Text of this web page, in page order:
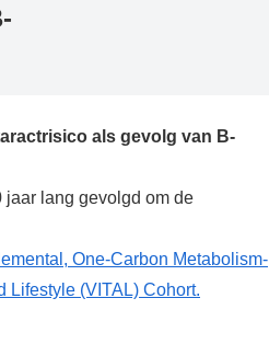
als gevolg van B-
jaar lang gevolgd om de
One-Carbon Metabolism-
Lifestyle (VITAL) Cohort.